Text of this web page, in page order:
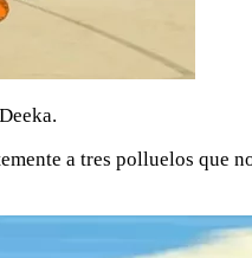
a tres polluelos que